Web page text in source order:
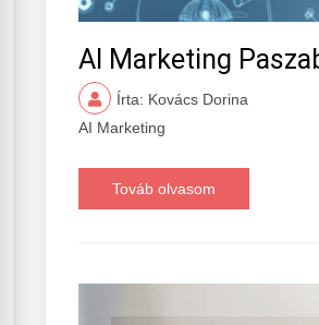
AI Marketing
Írta: Kovács Dorina
AI Marketing
Továb olvasom